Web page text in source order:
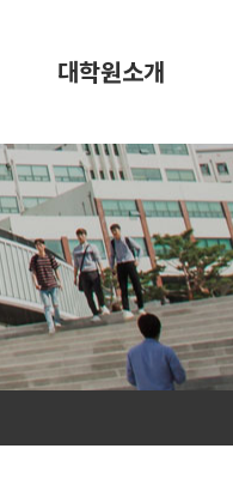
대학원소개